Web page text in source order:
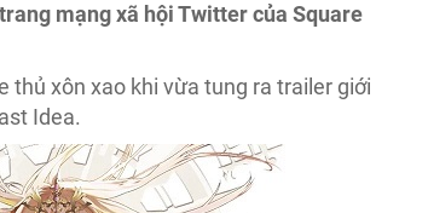
mạng xã hội Twitter của Square
thủ xôn xao khi vừa tung ra trailer giới
Idea.